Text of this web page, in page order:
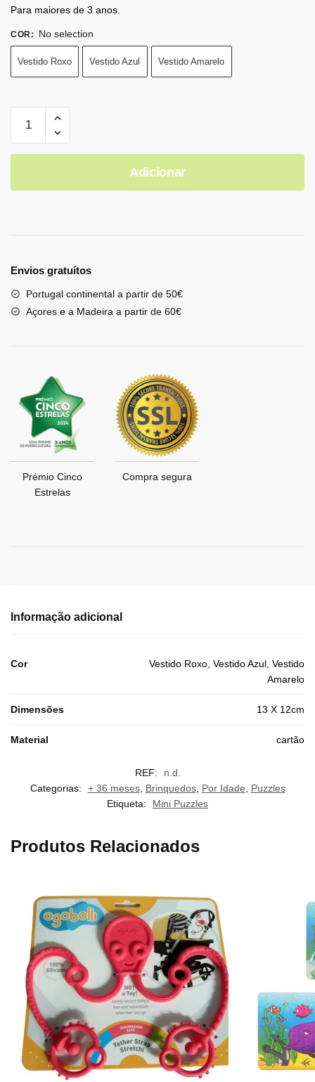
Para maiores de 3 anos.
COR: No selection
Vestido Roxo Vestido Azul Vestido Amarelo
Adicionar
Envios gratuítos
Portugal continental a partir de 50€
Açores e a Madeira a partir de 60€
Prémio Cinco
Estrelas
Compra segura
Informação adicional
Cor
Vestido Roxo, Vestido Azul, Vestido
Amarelo
Dimensões 13 X 12cm
Material cartão
REF:
n.d.
Categorias:
+ 36 meses, Brinquedos, Por Idade, Puzzles
Etiqueta:
Mini Puzzles
Produtos Relacionados